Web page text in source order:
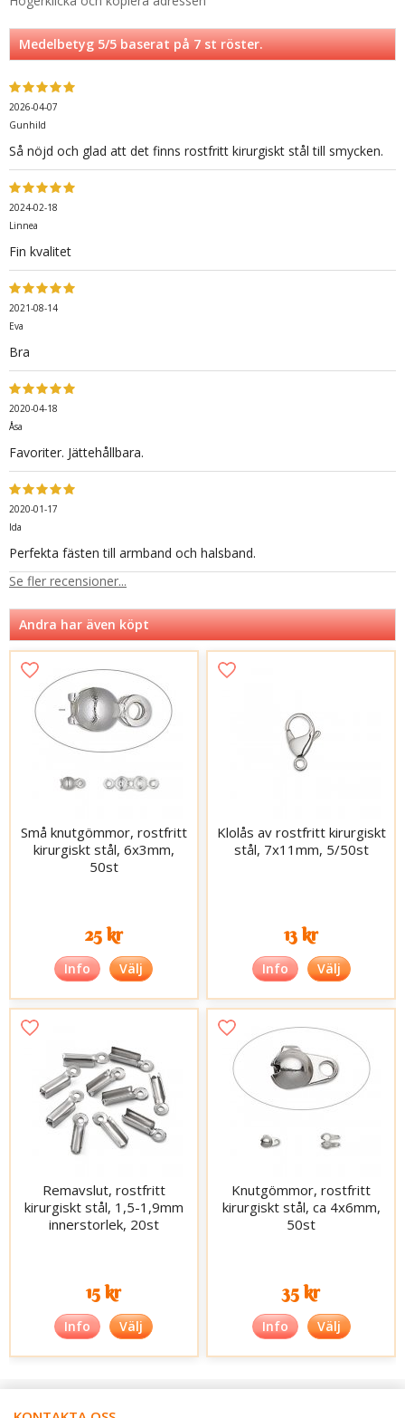
Medelbetyg5/5 baserat på7st röster.
2026-04-07
Gunhild
Så nöjd och glad att det finns rostfritt kirurgiskt stål till smycken.
2024-02-18
Linnea
Fin kvalitet
2021-08-14
Eva
Bra
2020-04-18
Åsa
Favoriter. Jättehållbara.
2020-01-17
Ida
Perfekta fästen till armband och halsband.
Se fler recensioner...
Andra har även köpt
Små knutgömmor, rostfritt
kirurgiskt stål, 6x3mm,
50st
25 kr
Info Välj
Klolås av rostfritt kirurgiskt
stål, 7x11mm, 5/50st
13 kr
Info Välj
Remavslut, rostfritt
kirurgiskt stål, 1,5-1,9mm
innerstorlek, 20st
15 kr
Info Välj
Knutgömmor, rostfritt
kirurgiskt stål, ca 4x6mm,
50st
35 kr
Info Välj